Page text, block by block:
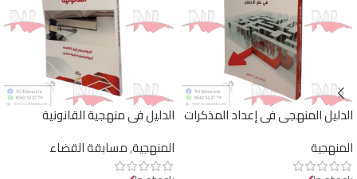
الدليل المنهجي في إعداد المذكرات
المنهجية
الدليل في منهجية القانونية
المنهجية,مسابقة القضاء